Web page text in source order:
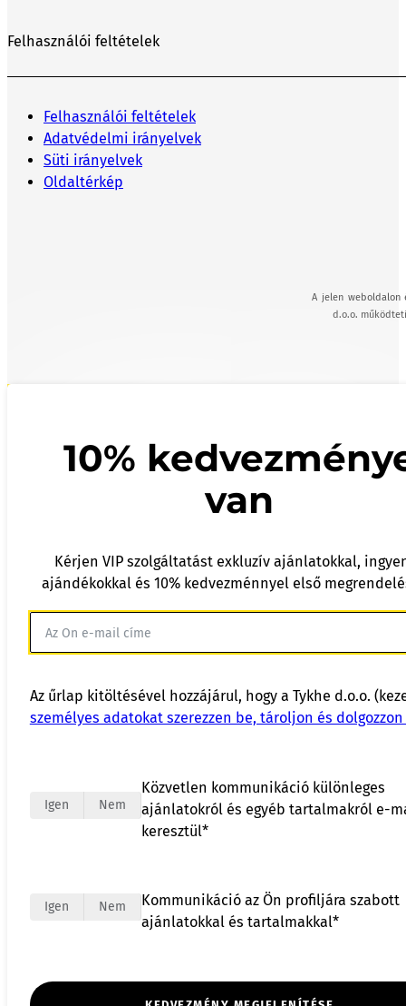
Felhasználói feltételek
Felhasználói feltételek
Adatvédelmi irányelvek
Süti irányelvek
Oldaltérkép
A jelen weboldalon
d.o.o.
10%
van
Kérjen VIP szolgáltatást exkluzív ajánlatokkal,
ajándékokkal és 10% kedvezménnyel első
Az űrlap kitöltésével hozzájárul, hogy a Tykhe d.o.o.
személyes adatokat szerezzen be, tároljon és
Igen Nem
Közvetlen kommunikáció különleges
ajánlatokról és egyéb tartalmakról e-
keresztül*
Igen Nem
Kommunikáció az Ön profiljára szabott
ajánlatokkal és tartalmakkal*